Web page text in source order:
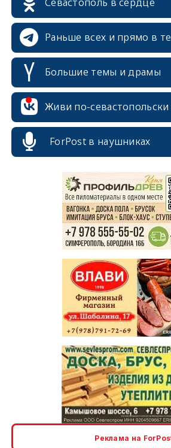
Раньше всех и прямо в
Большие темы и драмы
Живи по-севастопольски
ForPost в наушниках
Реклама на